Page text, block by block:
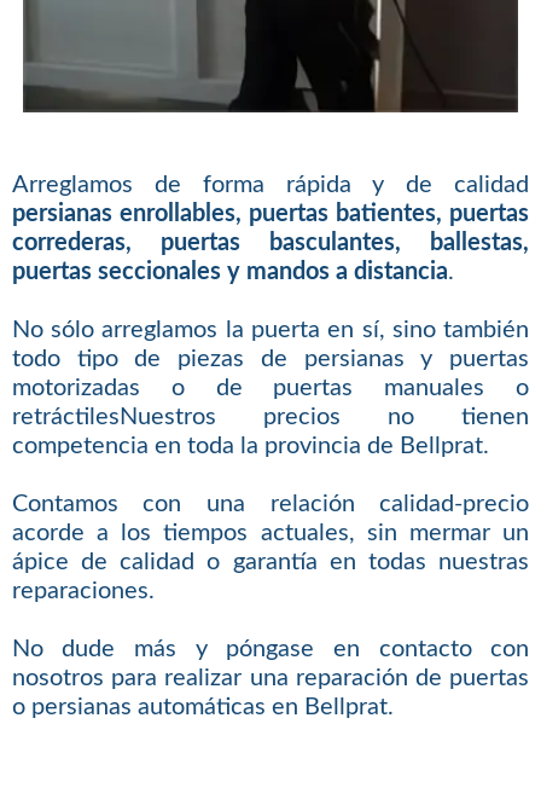
Arreglamos de forma rápida y de calidad
persianas enrollables, puertas batientes, puertas
correderas, puertas basculantes, ballestas,
puertas seccionales y mandos a distancia.
No sólo arreglamos la puerta en sí, sino también
todo tipo de piezas de persianas y puertas
motorizadas o de puertas manuales o
retráctilesNuestros precios no tienen
competencia en toda la provincia de Bellprat.
Contamos con una relación calidad-precio
acorde a los tiempos actuales, sin mermar un
ápice de calidad o garantía en todas nuestras
reparaciones.
No dude más y póngase en contacto con
nosotros para realizar una reparación de puertas
o persianas automáticas en Bellprat.